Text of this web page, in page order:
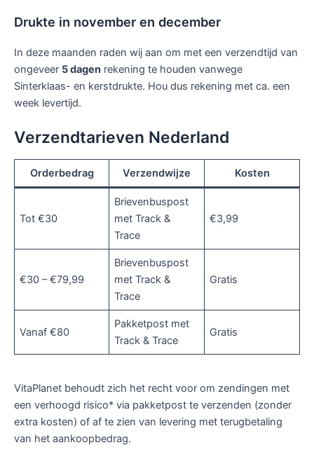
Drukte in november en december
In deze maanden raden wij aan om met een verzendtijd van
ongeveer 5 dagen rekening te houden vanwege
Sinterklaas- en kerstdrukte. Hou dus rekening met ca. een
week levertijd.
Verzendtarieven Nederland
Orderbedrag Verzendwijze Kosten
Tot €30
Brievenbuspost
met Track &
Trace
€3,99
€30 – €79,99
Brievenbuspost
met Track &
Trace
Gratis
Vanaf €80
Pakketpost met
Track & Trace
Gratis
VitaPlanet behoudt zich het recht voor om zendingen met
een verhoogd risico* via pakketpost te verzenden (zonder
extra kosten) of af te zien van levering met terugbetaling
van het aankoopbedrag.